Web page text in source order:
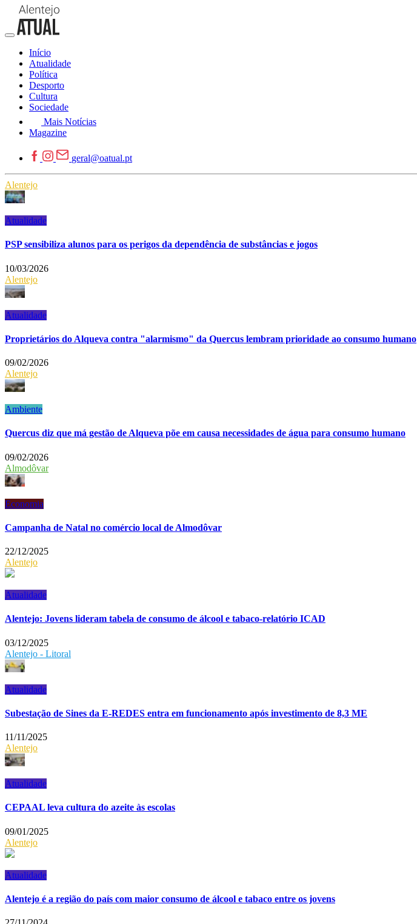
Início
Atualidade
Política
Desporto
Cultura
Sociedade
Mais Notícias
Magazine
geral@oatual.pt
Alentejo
Atualidade
PSP sensibiliza alunos para os perigos da dependência de substâncias e jogos
10/03/2026
Alentejo
Atualidade
Proprietários do Alqueva contra "alarmismo" da Quercus lembram prioridade ao consumo humano
09/02/2026
Alentejo
Ambiente
Quercus diz que má gestão de Alqueva põe em causa necessidades de água para consumo humano
09/02/2026
Almodôvar
Economia
Campanha de Natal no comércio local de Almodôvar
22/12/2025
Alentejo
Atualidade
Alentejo: Jovens lideram tabela de consumo de álcool e tabaco-relatório ICAD
03/12/2025
Alentejo - Litoral
Atualidade
Subestação de Sines da E-REDES entra em funcionamento após investimento de 8,3 ME
11/11/2025
Alentejo
Atualidade
CEPAAL leva cultura do azeite às escolas
09/01/2025
Alentejo
Atualidade
Alentejo é a região do país com maior consumo de álcool e tabaco entre os jovens